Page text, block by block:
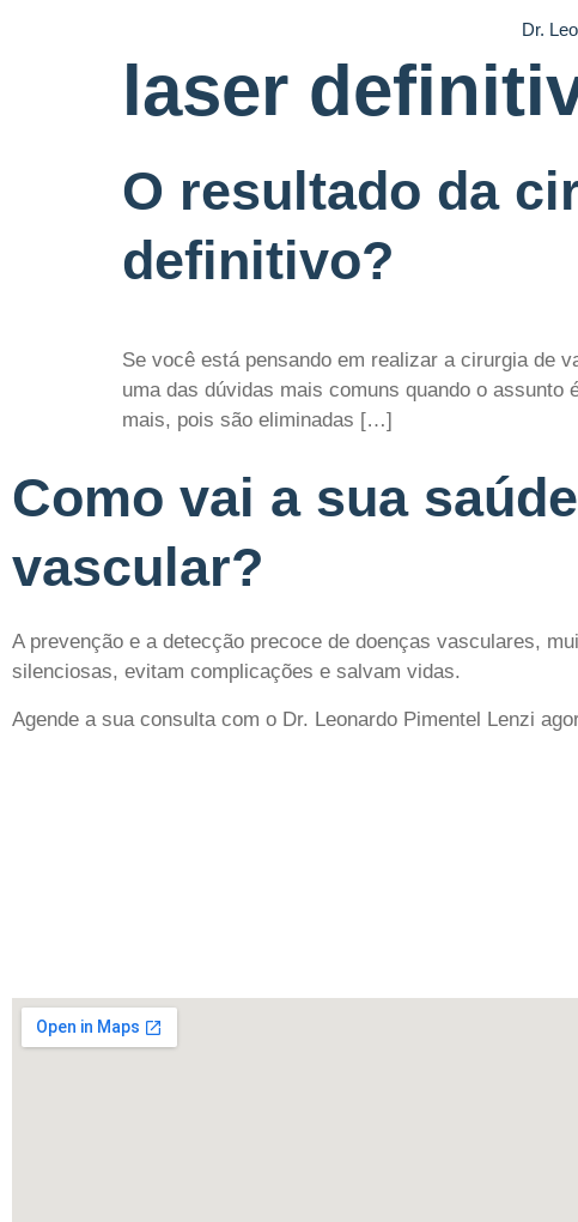
Dr.
laser
O resultado da
definitivo?
Se você está pensando em realizar a cirurgia de
uma das dúvidas mais comuns quando o
mais, pois são eliminadas […]
Como vai a sua saúde
vascular?
A prevenção e a detecção precoce de doenças vasculares,
silenciosas, evitam complicações e salvam vidas.
Agende a sua consulta com o Dr. Leonardo Pimentel Lenzi